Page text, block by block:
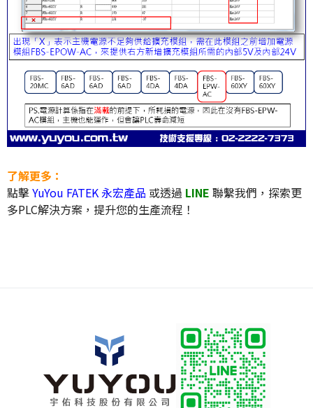
了解更多：
點擊YuYou FATEK 永宏產品 或透過 LINE 聯繫我們，探索更
多PLC解決方案，提升您的生產流程！